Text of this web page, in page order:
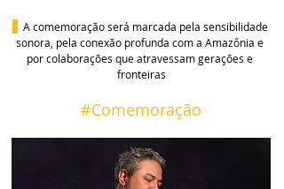
A comemoração será marcada pela sensibilidade
sonora, pela conexão profunda com a Amazônia e
por colaborações que atravessam gerações e
fronteiras
#Comemoração